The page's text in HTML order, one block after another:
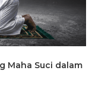
Maha Suci dalam